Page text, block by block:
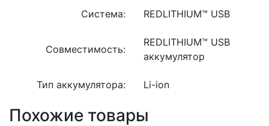
Система: REDLITHIUM™ USB
Совместимость:
REDLITHIUM™ USB
аккумулятор
Тип аккумулятора: Li-ion
Похожие товары